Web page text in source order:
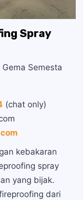
Spray
Semesta
(chat only)
kebakaran
spray
yang bijak.
dari